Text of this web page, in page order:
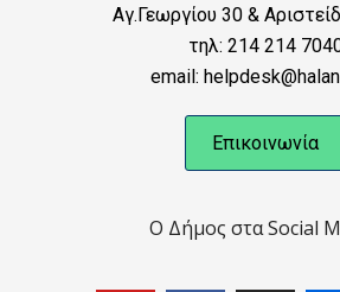
Αγ.Γεωργίου 30 &
τηλ: 214 214
email:
Επικοινωνία
Ο Δήμος στα Social